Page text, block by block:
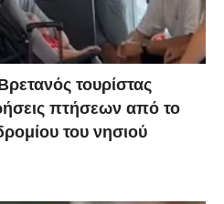
τουρίστας
πτήσεων από το
του νησιού